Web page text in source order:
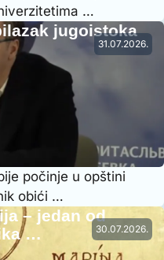
…
31.07.2026.
jugoistoka
počinje u opštini
obići …
30.07.2026.
– jedan od
…